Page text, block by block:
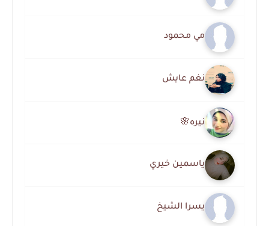
مي محمود
نغم عايش
نيره🌸
ياسمين خيري
يسرا الشيخ